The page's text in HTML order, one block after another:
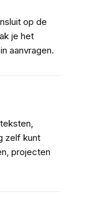
op de
je het
aanvragen.
zelf kunt
projecten